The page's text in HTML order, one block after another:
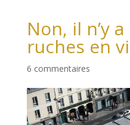
Non, il n’y
ruches en
6 commentaires